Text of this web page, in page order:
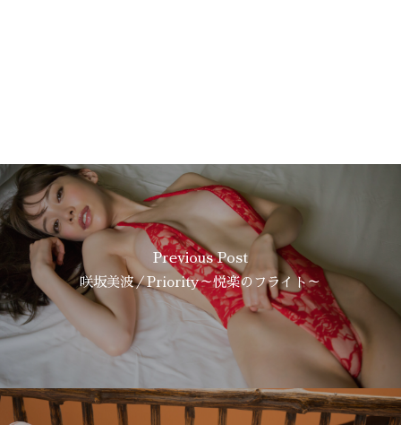
Previous Post
咲坂美波／Priority～悦楽のフライト～